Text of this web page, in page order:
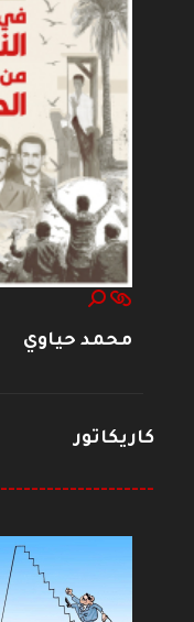
محمد حياوي
كاريكاتور
--------------------